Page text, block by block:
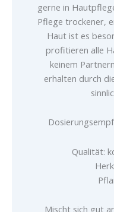
gerne in
Pflege trockener,
Haut ist es
profitieren alle
keinem
erhalten durch
Qualität:
Mischt sich gut